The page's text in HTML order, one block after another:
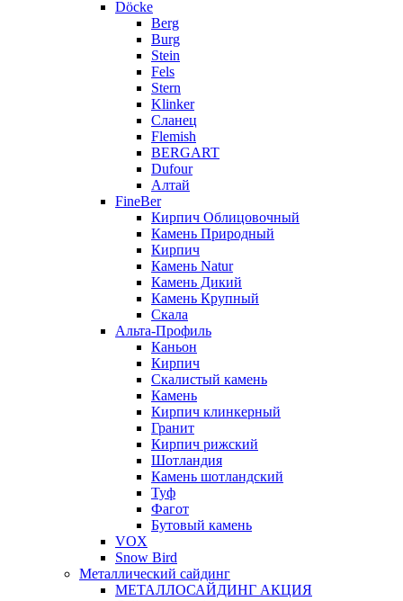
Döcke
Berg
Burg
Stein
Fels
Stern
Klinker
Сланец
Flemish
BERGART
Dufour
Алтай
FineBer
Кирпич Облицовочный
Камень Природный
Кирпич
Камень Natur
Камень Дикий
Камень Крупный
Скала
Альта-Профиль
Каньон
Кирпич
Скалистый камень
Камень
Кирпич клинкерный
Гранит
Кирпич рижский
Шотландия
Камень шотландский
Туф
Фагот
Бутовый камень
VOX
Snow Bird
Металлический сайдинг
МЕТАЛЛОСАЙДИНГ АКЦИЯ